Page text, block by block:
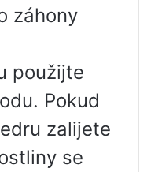
záhony
použijte
Pokud
zalijete
se